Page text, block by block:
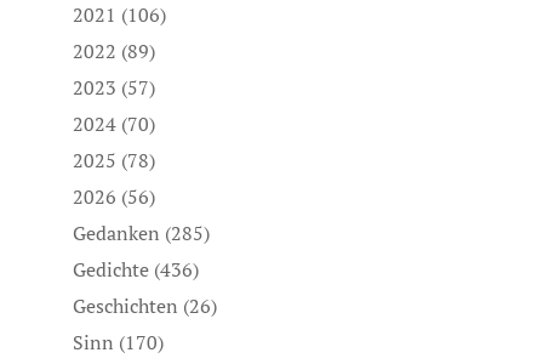
2021 (106)
2022 (89)
2023 (57)
2024(70)
2025 (78)
2026 (56)
Gedanken (285)
Gedichte(436)
Geschichten (26)
Sinn (170)